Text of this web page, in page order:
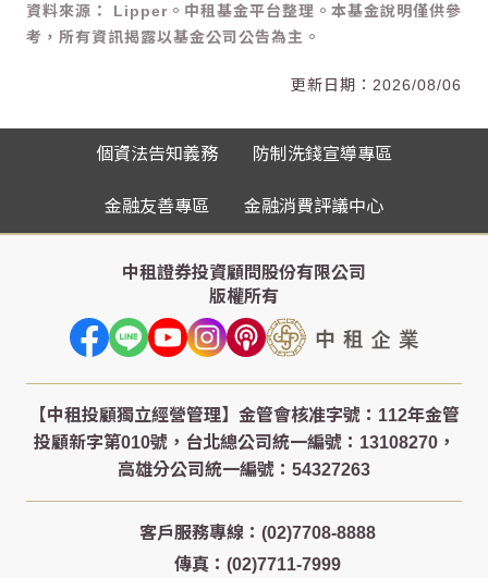
資料來源： Lipper。中租基金平台整理。本基金說明僅供參
考，所有資訊揭露以基金公司公告為主。
2026/08/06
個資法告知義務 防制洗錢宣導專區
金融友善專區 金融消費評議中心
中租證券投資顧問股份有限公司
版權所有
客戶服務專線：(02)7708-8888
傳真：(02)7711-7999